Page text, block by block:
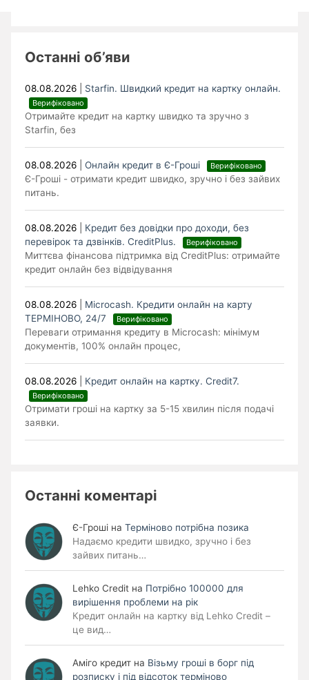
Останні об’яви
08.08.2026 Starfin. Швидкий кредит на картку онлайн.
Верифіковано
Отримайте кредит на картку швидко та зручно з
Starfin, без
08.08.2026 |Онлайн кредит в Є-Гроші Верифіковано
Є-Гроші - отримати кредит швидко, зручно і без зайвих
питань.
08.08.2026
Кредит без довідки про доходи, без
перевірок та дзвінків. CreditPlus.
Верифіковано
Миттєва фінансова підтримка від CreditPlus: отримайте
кредит онлайн без відвідування
08.08.2026
Microcash. Кредити онлайн на карту
ТЕРМІНОВО, 24/7
Верифіковано
Переваги отримання кредиту в Microcash: мінімум
документів, 100% онлайн процес,
08.08.2026 Кредит онлайн на картку. Credit7.
Верифіковано
Отримати гроші на картку за 5-15 хвилин після подачі
заявки.
Останні коментарі
Є-Гроші на Терміново потрібна позика
Надаємо кредити швидко, зручно і без
зайвих питань…
Lehko Сredit на Потрібно 100000 для
вирішення проблеми на рік
Кредит онлайн на картку від Lehko Credit –
це вид…
Аміго кредит на Візьму гроші в борг під
розписку і під відсоток терміново